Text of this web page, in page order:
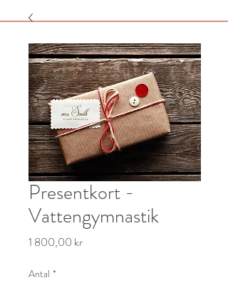
Presentkort -
Vattengymnastik
1 800,00 krPris
Antal *